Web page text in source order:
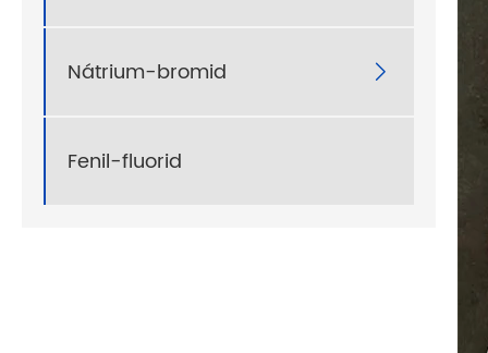
Nátrium-bromid 
Fenil-fluorid